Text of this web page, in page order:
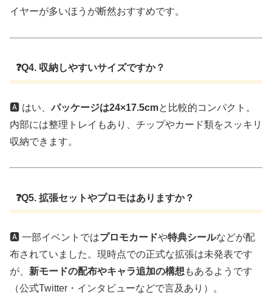
イヤーが多いほうが断然おすすめです。
❓Q4. 収納しやすいサイズですか？
🅰️ はい、パッケージは24×17.5cmと比較的コンパクト。
内部には整理トレイもあり、チップやカード類をスッキリ
収納できます。
❓Q5. 拡張セットやプロモはありますか？
🅰️ 一部イベントではプロモカードや特典シールなどが配
布されていました。現時点での正式な拡張は未発表です
が、 新モードの配布やキャラ追加の構想 もあるようです
（公式Twitter・インタビューなどで言及あり）。